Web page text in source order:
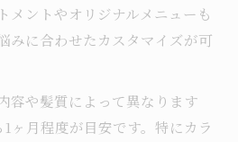
メントやオリジナルメニューも
みに合わせたカスタマイズが可
容や髪質によって異なります
ヶ月程度が目安です。特にカラ